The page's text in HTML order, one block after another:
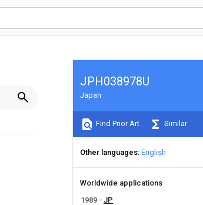
JPH038978U
Japan
Find Prior Art Similar
Other languages English
Worldwide applications
1989
JP